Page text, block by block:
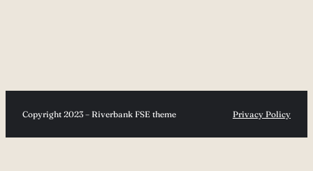
Copyright 2023 – Riverbank FSE theme Privacy Policy